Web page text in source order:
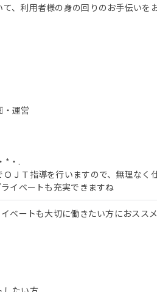
、利用者様の身の回りのお手伝いを
運営
*・.
ＪＴ指導を行いますので、無理なく
イベートも充実できますね
ベートも大切に働きたい方におスス